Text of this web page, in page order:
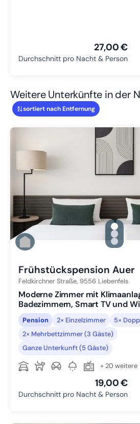
27,00 €
Durchschnitt pro Nacht & Person
Weitere Unterkünfte in der
sortiert nach Entfernung
Zu
Zu
Zu
Frühstückspension Auer
Feldkirchner Straße, 9556 Liebenfels
Moderne Zimmer mit
Badezimmern, Smart TV und
Pension 2× Einzelzimmer
5×
2× Mehrbettzimmer (3 Gäste)
Ganze Unterkunft (5 Gäste)
+ 20 weitere
19,00 €
Durchschnitt pro Nacht & Person